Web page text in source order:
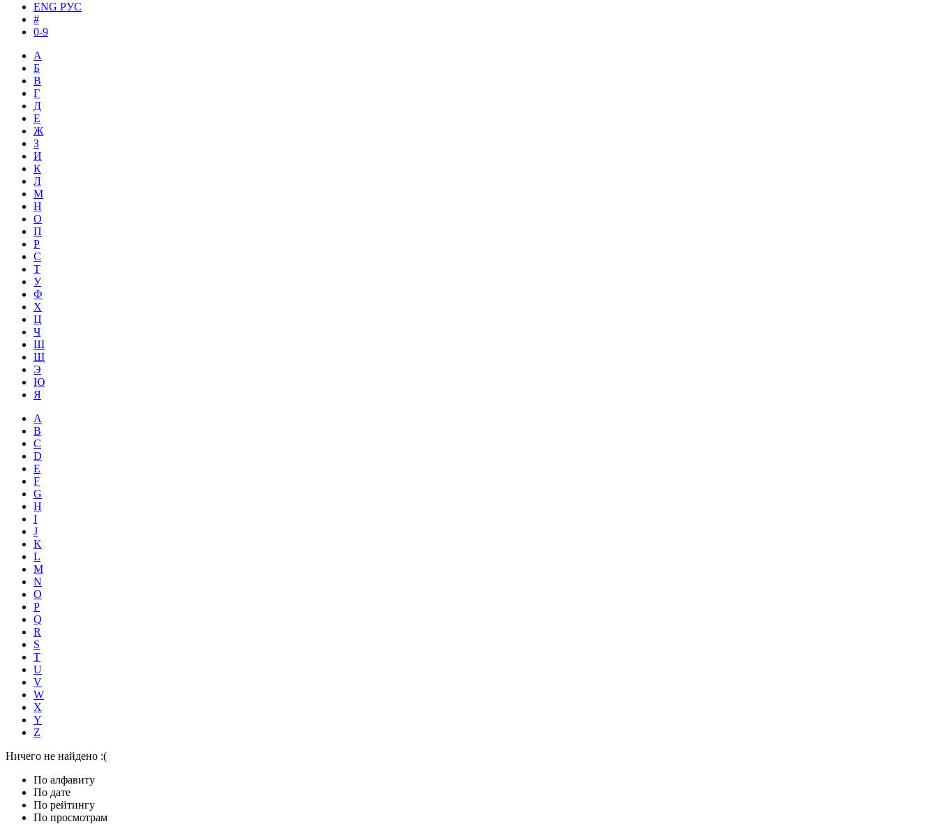
ENG РУС
#
0-9
А
Б
В
Г
Д
Е
Ж
З
И
К
Л
М
Н
О
П
Р
С
Т
У
Ф
Х
Ц
Ч
Ш
Щ
Э
Ю
Я
A
B
C
D
E
F
G
H
I
J
K
L
M
N
O
P
Q
R
S
T
U
V
W
X
Y
Z
Ничего не найдено :(
По алфавиту
По дате
По рейтингу
По просмотрам